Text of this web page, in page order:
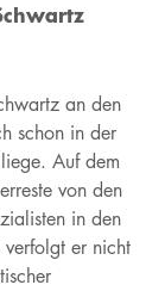
an den
schon in der
Auf dem
von den
in den
verfolgt er nicht